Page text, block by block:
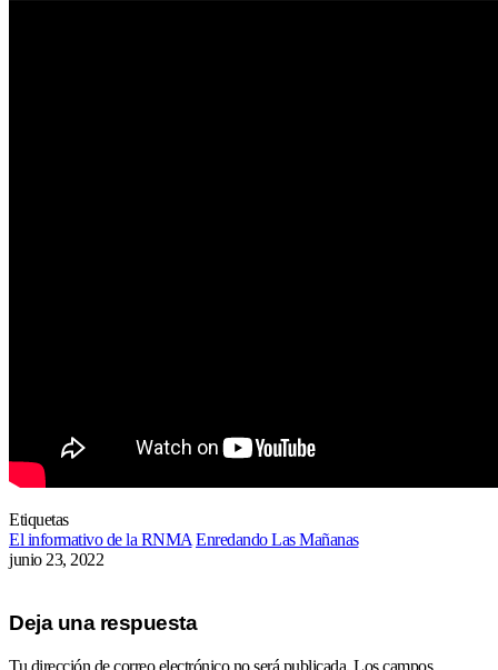
Etiquetas
El informativo de la RNMA Enredando Las Mañanas
junio 23, 2022
Deja una respuesta
Tu dirección de correo electrónico no será publicada. Los campos